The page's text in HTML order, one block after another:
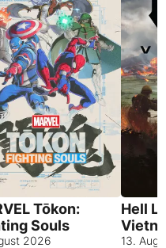
Tōkon:
Souls
2026
Hell
13.